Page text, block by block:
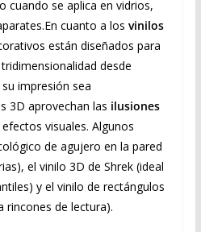
cuando se aplica en vidrios,
cuanto a los vinilos
están diseñados para
desde
impresión sea
3D aprovechan las ilusiones
visuales. Algunos
de agujero en la pared
el vinilo 3D de Shrek (ideal
y el vinilo de rectángulos
rincones de lectura).